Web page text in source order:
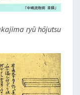
ryū hōjutsu